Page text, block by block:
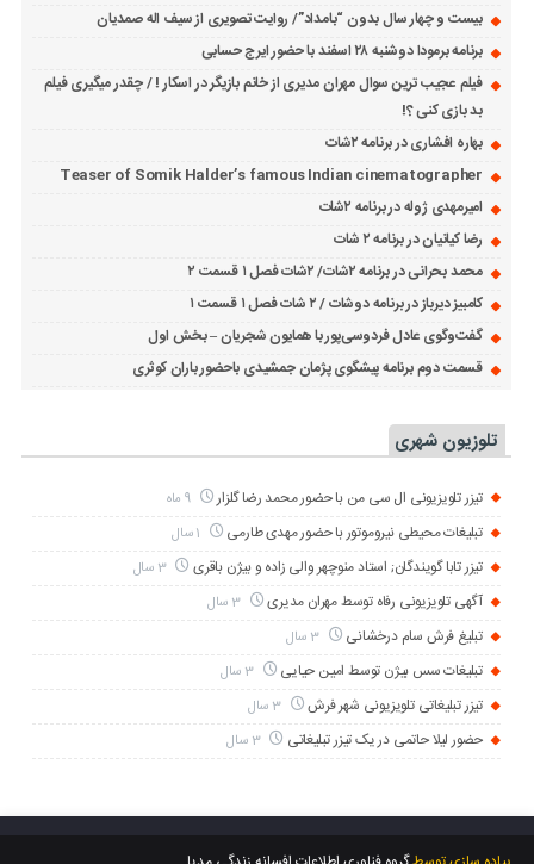
بیست و چهار سال بدون “بامداد”/ روایت تصویری از سیف اله صمدیان
برنامه برمودا دوشنبه ۲۸ اسفند با حضور ایرج حسابی
فیلم عجیب ترین سوال مهران مدیری از خانم بازیگر در اسکار ! / چقدر میگیری فیلم
بد بازی کنی ؟!
بهاره افشاری در برنامه ۲شات
Teaser of Somik Halder’s famous Indian cinematographer
امیرمهدی ژوله در برنامه ۲شات
رضا کیانیان در برنامه ۲ شات
محمد بحرانی در برنامه ۲شات/ ۲شات فصل ۱ قسمت ۲
کامبیز دیرباز در برنامه دوشات / ۲ شات فصل ۱ قسمت ۱
گفت‌وگوی عادل فردوسی‌پور با همایون شجریان – بخش اول
قسمت دوم برنامه پیشگوی پژمان جمشیدی باحضور باران کوثری
تلوزیون شهری
تیزر تلویزیونی ال سی من با حضور محمد رضا گلزار 9 ماه
تبلیغات محیطی نیروموتور با حضور مهدی طارمی
تیزر تابا گویندگان; استاد منوچهر والی زاده و بیژن باقری 3 سال
آگهی تلویزیونی رفاه توسط مهران مدیری 3 سال
تبلیغ فرش سام درخشانی 3 سال
تبلیغات سس بیژن توسط امین حیایی 3 سال
تیزر تبلیغاتی تلویزیونی شهر فرش 3 سال
حضور لیلا حاتمی در یک تیزر تبلیغاتی 3 سال